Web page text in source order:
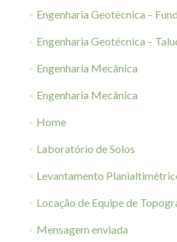
Engenharia Geotécnica –
Engenharia Geotécnica –
Engenharia Mecânica
Engenharia Mecânica
Home
Laboratório de Solos
Levantamento
Locação de Equipe de
Mensagem enviada